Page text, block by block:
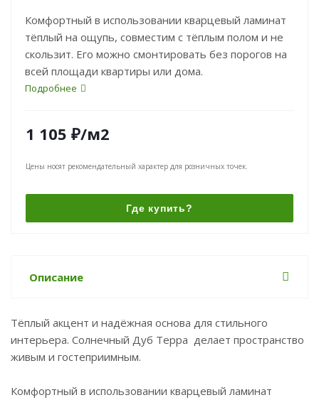
Комфортный в использовании кварцевый ламинат
тёплый на ощупь, совместим с тёплым полом и не
скользит. Его можно смонтировать без порогов на
всей площади квартиры или дома.
Подробнее
1 105 ₽/м2
Цены носят рекомендательный характер для розничных точек.
Где купить?
Описание
Тёплый акцент и надёжная основа для стильного
интерьера. Солнечный Дуб Терра делает пространство
живым и гостеприимным.
Комфортный в использовании кварцевый ламинат